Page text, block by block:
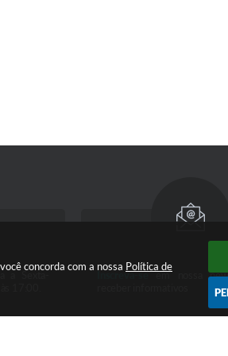
concorda com a nossa Política de
a Sexta-
Inscreva-seem nossa